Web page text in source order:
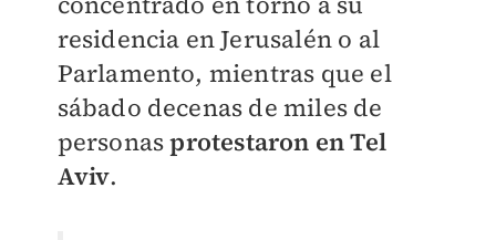
residencia en Jerusalén o al
Parlamento, mientras que el
sábado decenas de miles de
personasprotestaron en Tel
Aviv.